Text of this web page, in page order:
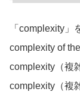
「complexity」
complexity of the
complexity（複
complexity（複